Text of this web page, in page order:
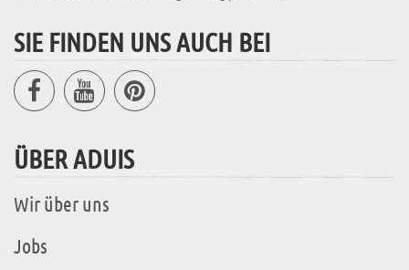
SIE FINDEN UNS AUCH BEI
ÜBER ADUIS
Wir über uns
Jobs